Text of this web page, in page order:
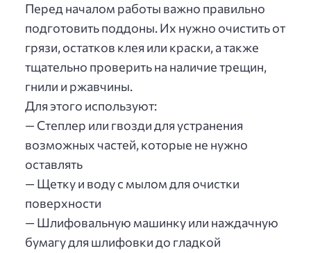
Перед началом работы важно правильно
подготовить поддоны. Их нужно очистить от
грязи, остатков клея или краски, а также
тщательно проверить на наличие трещин,
гнили и ржавчины.
Для этого используют:
— Степлер или гвозди для устранения
возможных частей, которые не нужно
оставлять
— Щетку и воду с мылом для очистки
поверхности
— Шлифовальную машинку или наждачную
бумагу для шлифовки до гладкой